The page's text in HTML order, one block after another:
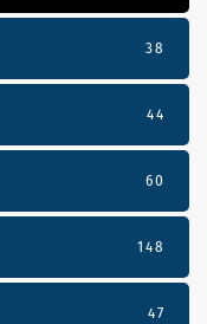
38
44
60
148
47